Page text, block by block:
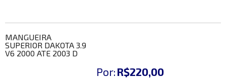
MANGUEIRA
SUPERIOR DAKOTA 3.9
V6 2000 ATE 2003 D
Por: R$220,00